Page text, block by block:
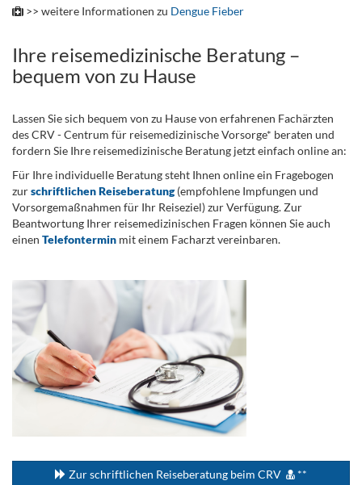
>> weitere Informationen zu Dengue Fieber
Ihre reisemedizinische Beratung –
bequem von zu Hause
Lassen Sie sich bequem von zu Hause von erfahrenen Fachärzten
des CRV - Centrum für reisemedizinische Vorsorge* beraten und
fordern Sie Ihre reisemedizinische Beratung jetzt einfach online an:
Für Ihre individuelle Beratung steht Ihnen online ein Fragebogen
zurschriftlichen Reiseberatung(empfohlene Impfungen und
Vorsorgemaßnahmen für Ihr Reiseziel) zur Verfügung. Zur
Beantwortung Ihrer reisemedizinischen Fragen können Sie auch
einen Telefontermin mit einem Facharzt vereinbaren.
Zur schriftlichen Reiseberatung beim CRV **